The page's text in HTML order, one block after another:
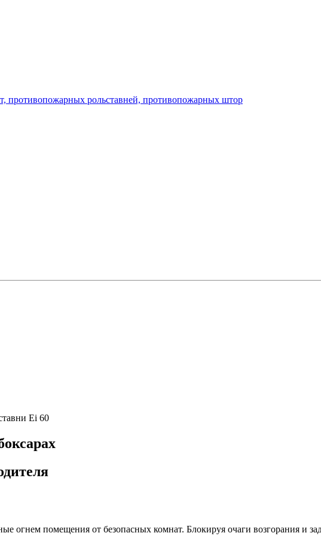
Ei 60
огнем помещения от безопасных комнат. Блокируя очаги возгорания и